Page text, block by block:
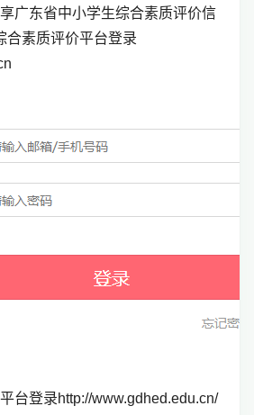
广东省中小学生综合素质评价信
合素质评价平台登录
台登录http://www.gdhed.edu.cn/